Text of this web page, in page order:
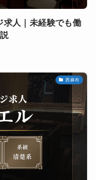
求人｜未経験でも働
西麻布